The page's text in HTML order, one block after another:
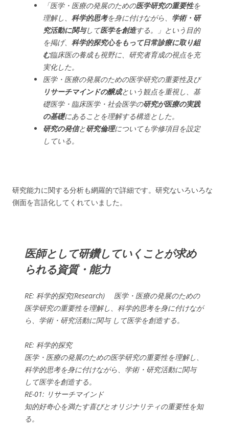
「医学・医療の発展のための医学研究の重要性を
理解し、 科学的思考を身に付けながら、 学術・研
究活動に関与して医学を創造する。」という目的
を掲げ、 科学的探究心をもって日常診療に取り組
む臨床医の養成も視野に、研究者育成の視点を充
実化した。
医学・医療の発展のための医学研究の重要性及び
リサーチマインドの醸成という観点を重視し、基
礎医学・臨床医学・社会医学の研究が医療の実践
の基礎にあることを理解する構造とした。
研究の発信と研究倫理についても学修項目を設定
している。
研究能力に関する分析も網羅的で詳細です。研究ないろいろな
側面を言語化してくれていました。
医師として研鑽していくことが求め
られる資質・能力
RE: 科学的探究(Research) 医学・医療の発展のための
医学研究の重要性を理解し、科学的思考を身に付けなが
ら、学術・研究活動に関与 して医学を創造する。
RE: 科学的探究
医学・医療の発展のための医学研究の重要性を理解し、
科学的思考を身に付けながら、学術・研究活動に関与
して医学を創造する。
RE-01: リサーチマインド
知的好奇心を満たす喜びとオリジナリティの重要性を知
る。